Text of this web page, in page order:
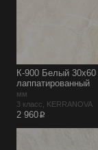
К-900 Белый 30х60
лаппатированный
мм
3 класс, KERRANOVA
2 960p